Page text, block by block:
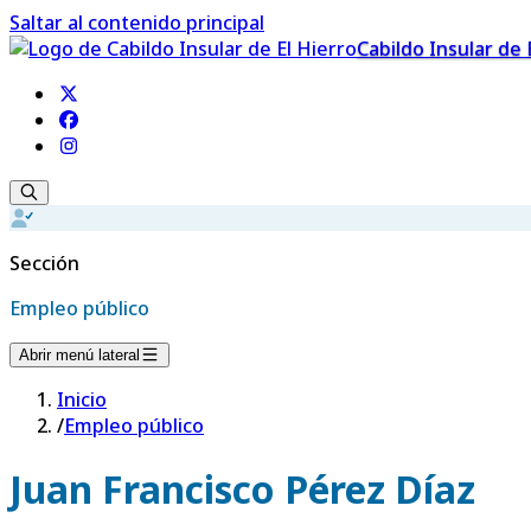
Saltar al contenido principal
Cabildo Insular de
Sección
Empleo público
Abrir menú lateral
Inicio
/Empleo público
Juan Francisco Pérez Díaz